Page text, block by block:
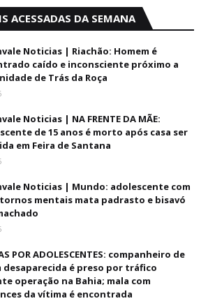
ACESSADAS DA SEMANA
Noticias | Riachão: Homem é
caído e inconsciente próximo a
de Trás da Roça
Noticias | NA FRENTE DA MÃE:
de 15 anos é morto após casa ser
em Feira de Santana
Noticias | Mundo: adolescente com
mentais mata padrasto e bisavó
POR ADOLESCENTES: companheiro de
desaparecida é preso por tráfico
operação na Bahia; mala com
da vítima é encontrada